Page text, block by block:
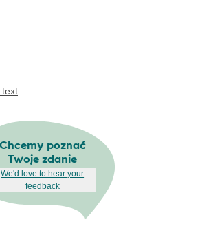
text
Chcemy poznać
Twoje zdanie
We'd love to hear your
feedback